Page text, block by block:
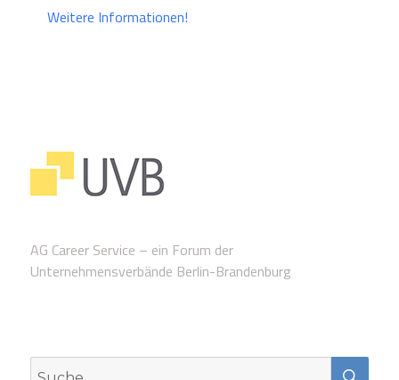
Weitere Informationen!
AG Career Service – ein Forum der
Unternehmensverbände Berlin-Brandenburg
Suche